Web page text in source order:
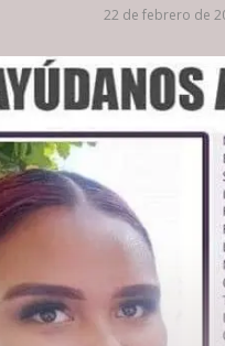
22 de febrero de